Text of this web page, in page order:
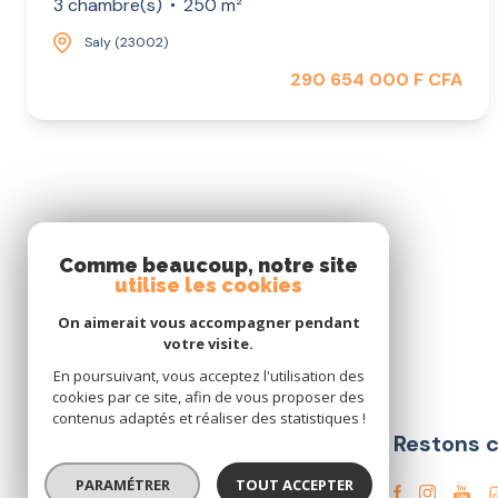
Saly (23002)
290 654 000 F CFA
+221 78.475.57.56
Restons
Comme beaucoup, notre site
utilise les cookies
On aimerait vous accompagner pendant
votre visite.
En poursuivant, vous acceptez l'utilisation des
cookies par ce site, afin de vous proposer des
contenus adaptés et réaliser des statistiques !
PARAMÉTRER TOUT ACCEPTER